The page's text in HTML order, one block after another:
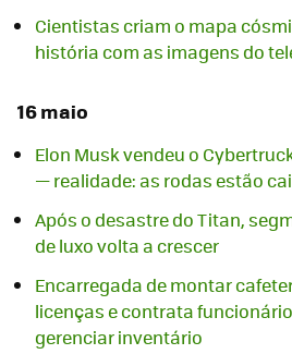
Cientistas criam o mapa
história com as imagens do
16 maio
Elon Musk vendeu o
— realidade: as rodas estão
Após o desastre do Titan,
de luxo volta a crescer
Encarregada de montar
licenças e contrata
gerenciar inventário